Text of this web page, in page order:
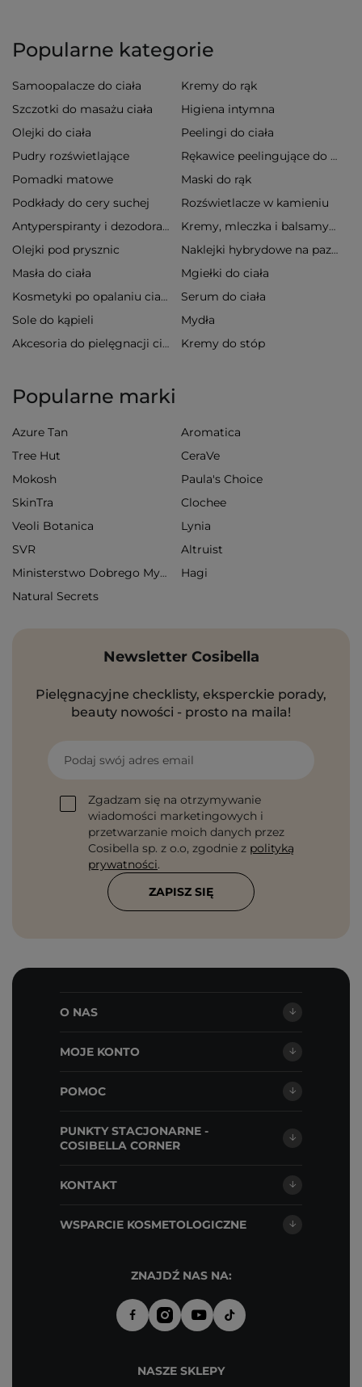
Popularne kategorie
Samoopalacze do ciała
Kremy do rąk
Szczotki do masażu ciała
Higiena intymna
Olejki do ciała
Peelingi do ciała
Pudry rozświetlające
Rękawice peelingujące do ciała
Pomadki matowe
Maski do rąk
Podkłady do cery suchej
Rozświetlacze w kamieniu
Antyperspiranty i dezodoranty Kremy, mleczka i balsamy do ciała
Olejki pod prysznic Naklejki hybrydowe na paznokcie
Masła do ciała Mgiełki do ciała
Kosmetyki po opalaniu ciała
Serum do ciała
Sole do kąpieli
Mydła
Akcesoria do pielęgnacji ciała Kremy do stóp
Popularne marki
Azure Tan
Aromatica
Tree Hut
CeraVe
Mokosh
Paula's Choice
SkinTra
Clochee
Veoli Botanica
Lynia
SVR
Altruist
Ministerstwo Dobrego Mydła
Hagi
Natural Secrets
Newsletter Cosibella
Pielęgnacyjne checklisty, eksperckie porady,
beauty nowości - prosto na maila!
Podaj swój adres email
Zgadzam się na otrzymywanie
wiadomości marketingowych i
przetwarzanie moich danych przez
Cosibella sp. z o.o, zgodnie z polityką
prywatności.
ZAPISZ SIĘ
O NAS
MOJE KONTO
POMOC
PUNKTY STACJONARNE -
COSIBELLA CORNER
KONTAKT
WSPARCIE KOSMETOLOGICZNE
ZNAJDŹ NAS NA:
NASZE SKLEPY